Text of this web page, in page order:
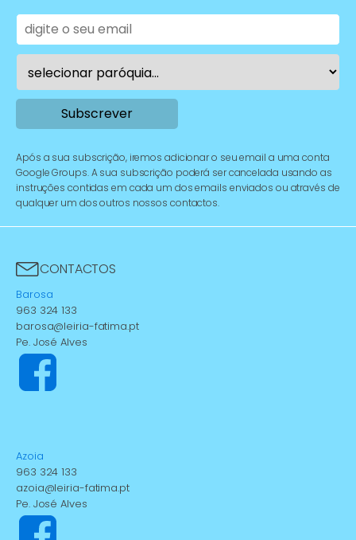
Após a sua subscrição, iremos adicionar o seu email a uma conta
Google Groups. A sua subscrição poderá ser cancelada usando as
instruções contidas em cada um dos emails enviados ou através de
qualquer um dos outros nossos contactos.
CONTACTOS
Barosa
963 324 133
barosa@leiria-fatima.pt
Pe. José Alves
Azoia
963 324 133
azoia@leiria-fatima.pt
Pe. José Alves